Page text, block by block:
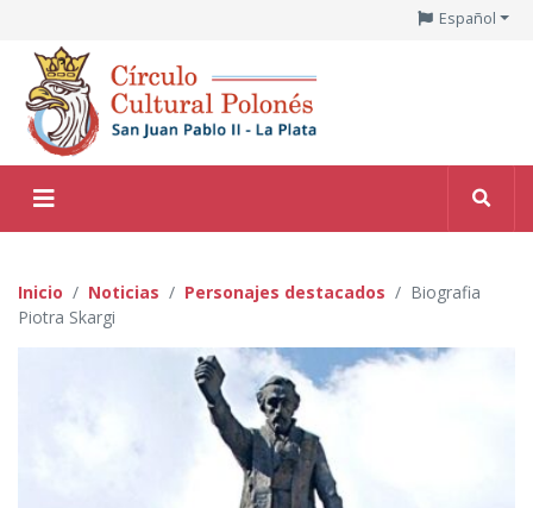
Español
Inicio Noticias Personajes destacados
Biografia
Piotra Skargi